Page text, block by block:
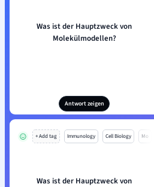
Was ist der Hauptzweck von
Molekülmodellen?
Antwort zeigen
+ Add tag Immunology Cell Biology Mo
Was ist der Hauptzweck von